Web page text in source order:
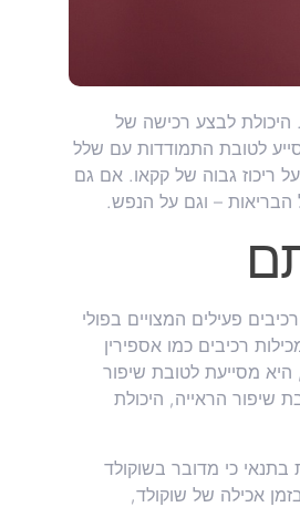
היכולת לבצע רכישה של
לטובת התמודדות עם שלל
ריכוז גבוה של קקאו. אם גם
הבריאות – וגם על הנפש.
פעילים המצויים בפולי
רכיבים כמו אספירין
מסייעת לטובת שיפור
שיפור הראייה, היכולת
כי מדובר בשוקולד
אכילה של שוקולד,